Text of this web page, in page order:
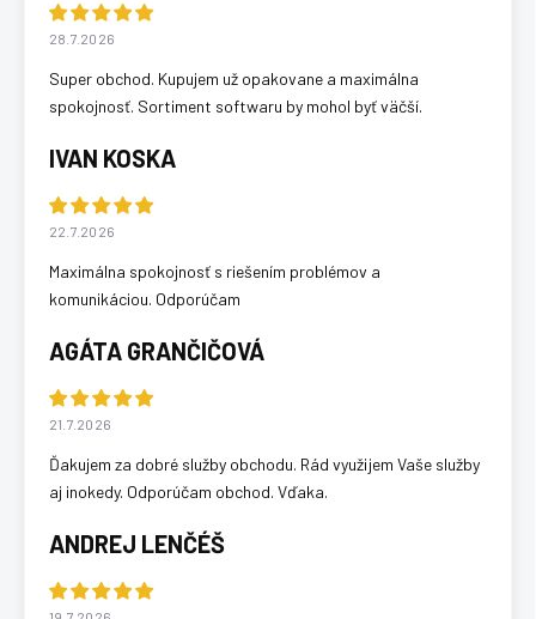
28.7.2026
Super obchod. Kupujem už opakovane a maximálna
spokojnosť. Sortiment softwaru by mohol byť väčší.
IVAN KOSKA
22.7.2026
Maximálna spokojnosť s riešením problémov a
komunikáciou. Odporúčam
AGÁTA GRANČIČOVÁ
21.7.2026
Ďakujem za dobré služby obchodu. Rád využijem Vaše služby
aj inokedy. Odporúčam obchod. Vďaka.
ANDREJ LENČÉŠ